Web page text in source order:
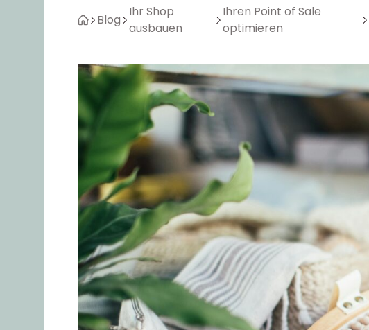
Blog
Ihr Shop
ausbauen
Ihren Point of Sale
optimieren